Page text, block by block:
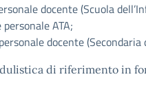
docente (Scuola
ATA;
personale docente (Secondaria
di riferimento in